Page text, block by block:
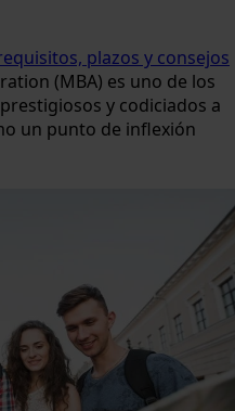
plazos y consejos
(MBA) es uno de los
y codiciados a
un punto de inflexión